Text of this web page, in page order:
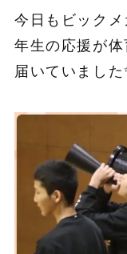
今日もビック
年生の応援が
届いていました